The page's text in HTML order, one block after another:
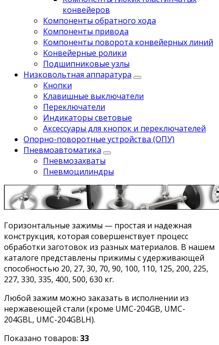
конвейеров
Компоненты обратного хода
Компоненты привода
Компоненты поворота конвейерных линий
Koнвейерныe pолики
Подшипниковые узлы
Низковольтная аппаратура
Кнопки
Клавишные выключатели
Переключатели
Индикаторы световые
Аксессуары для кнопок и переключателей
Опорно-поворотные устройства (ОПУ)
Пневмоавтоматика
Пневмозахваты
Пневмоцилиндры
Горизонтальные зажимы — простая и надежная
конструкция, которая совершенствует процесс
обработки заготовок из разных материалов. В нашем
каталоге представлены прижимы с удерживающей
способностью 20, 27, 30, 70, 90, 100, 110, 125, 200, 225,
227, 330, 335, 400, 500, 630 кг.
Любой зажим можно заказать в исполнении из
нержавеющей стали (кроме UMC-204GB, UMC-
204GBL, UMC-204GBLH).
Показано товаров: 33